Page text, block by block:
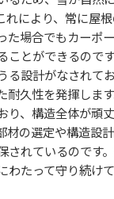
れにより、常に屋
た場合でもカーポ
ことができるのです
る設計がなされて
耐久性を発揮しま
り、構造全体が頑
材の選定や構造設
されているのです
わたって守り続け